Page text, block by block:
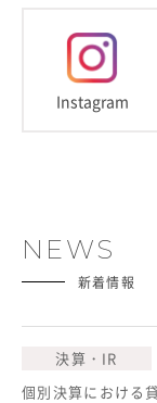
Instagram
NEWS
新着情報
決算・IR
個別決算における